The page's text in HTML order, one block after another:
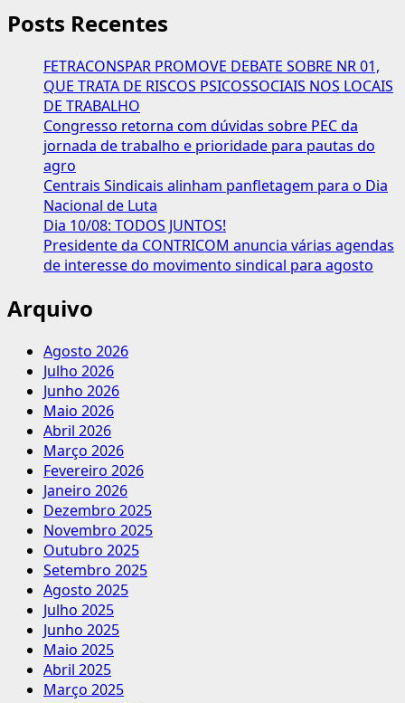
Popular
prorroga
votação
até
12
de
outubro
e
amplia
mobilização
Posts Recentes
FETRACONSPAR PROMOVE DEBATE SOBRE NR 01,
QUE TRATA DE RISCOS PSICOSSOCIAIS NOS LOCAIS
DE TRABALHO
Congresso retorna com dúvidas sobre PEC da
jornada de trabalho e prioridade para pautas do
agro
Centrais Sindicais alinham panfletagem para o Dia
Nacional de Luta
Dia 10/08: TODOS JUNTOS!
Presidente da CONTRICOM anuncia várias agendas
de interesse do movimento sindical para agosto
Arquivo
Agosto 2026
Julho 2026
Junho 2026
Maio 2026
Abril 2026
Março 2026
Fevereiro 2026
Janeiro 2026
Dezembro 2025
Novembro 2025
Outubro 2025
Setembro 2025
Agosto 2025
Julho 2025
Junho 2025
Maio 2025
Abril 2025
Março 2025